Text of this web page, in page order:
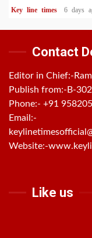
Key line times 6 days
Contact
Editor in Chief:-
Publish from:- B-
Phone:- +91
Email:-
Website:-
Like us